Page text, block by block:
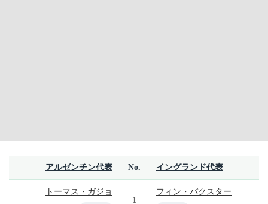
アルゼンチン代表 No. イングランド代表
トーマス・ガジョ
1
フィン・バクスター